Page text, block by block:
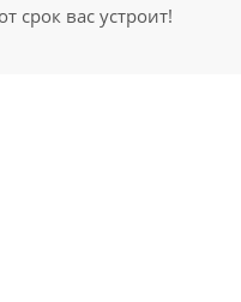
срок вас устроит!